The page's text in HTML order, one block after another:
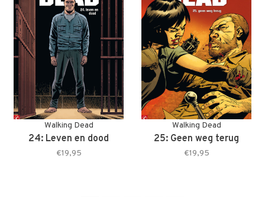
Walking Dead
24: Leven en dood
€19,95
Walking Dead
25: Geen weg terug
€19,95